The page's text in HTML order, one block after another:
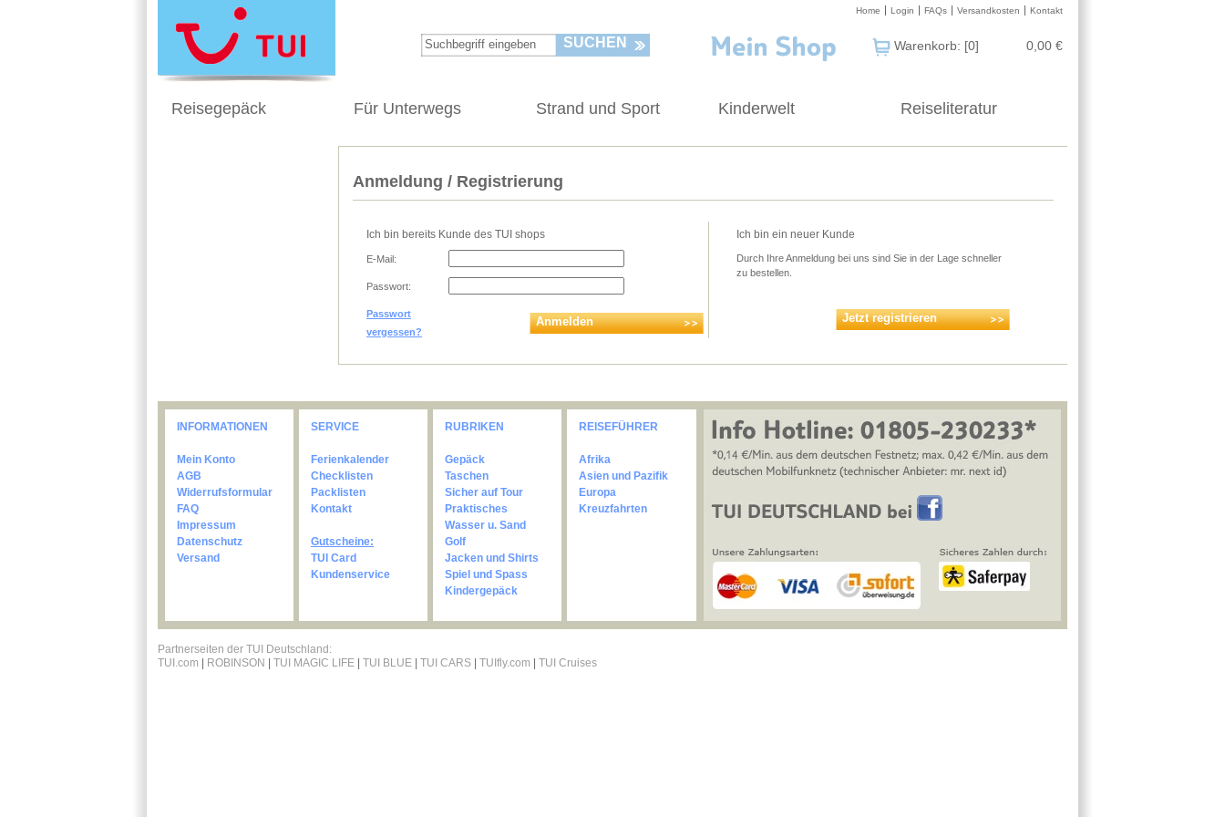
Kontakt
Versandkosten
FAQs
Login
Home
SUCHEN Warenkorb: [0] 0,00 €
Reisegepäck Für Unterwegs Strand und Sport Kinderwelt Reiseliteratur
Anmeldung / Registrierung
Ich bin bereits Kunde des TUI shops
E-Mail:
Passwort:
Passwort
vergessen?
Anmelden
Ich bin ein neuer Kunde
Durch Ihre Anmeldung bei uns sind Sie in der Lage schneller
zu bestellen.
Jetzt registrieren
INFORMATIONEN
Mein Konto
AGB
Widerrufsformular
FAQ
Impressum
Datenschutz
Versand
SERVICE
Ferienkalender
Checklisten
Packlisten
Kontakt
Gutscheine:
TUI Card
Kundenservice
RUBRIKEN
Gepäck
Taschen
Sicher auf Tour
Praktisches
Wasser u. Sand
Golf
Jacken und Shirts
Spiel und Spass
Kindergepäck
REISEFÜHRER
Afrika
Asien und Pazifik
Europa
Kreuzfahrten
Partnerseiten der TUI Deutschland:
TUI.com
ROBINSON TUI MAGIC LIFE TUI BLUE TUI CARS TUIfly.com TUI Cruises